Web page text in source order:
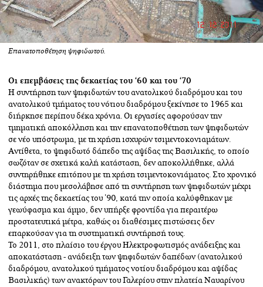
Οι επεμβάσεις της δεκαετίας του ‘60 και του ‘70
Η συντήρηση των ψηφιδωτών του ανατολικού διαδρόμου και του
ανατολικού τμήματος του νότιου διαδρόμου ξεκίνησε το 1965 και
διήρκησε περίπου δέκα χρόνια. Οι εργασίες αφορούσαν την
τμηματική αποκόλληση και την επανατοποθέτηση των ψηφιδωτών
σε νέο υπόστρωμα, με τη χρήση ισχυρών τσιμεντοκονιαμάτων.
Αντίθετα, το ψηφιδωτό δάπεδο της αψίδας της Βασιλικής, το οποίο
σωζόταν σε σχετικά καλή κατάσταση, δεν αποκολλήθηκε, αλλά
συντηρήθηκε επιτόπου με τη χρήση τσιμεντοκονιάματος. Στο χρονικό
διάστημα που μεσολάβησε από τη συντήρηση των ψηφιδωτών μέχρι
τις αρχές της δεκαετίας του '90, κατά την οποία καλύφθηκαν με
γεωύφασμα και άμμο, δεν υπήρξε φροντίδα για περαιτέρω
προστατευτικά μέτρα, καθώς οι διαθέσιμες πιστώσεις δεν
επαρκούσαν για τη συστηματική συντήρησή τους.
Το 2011, στο πλαίσιο του έργου Hλεκτροφωτισμός ανάδειξης και
αποκατάσταση - ανάδειξη των ψηφιδωτών δαπέδων (ανατολικού
διαδρόμου, ανατολικού τμήματος νοτίου διαδρόμου και αψίδας
Βασιλικής) των ανακτόρων του Γαλερίου στην πλατεία Ναυαρίνου
Επανατοποθέτηση ψηφιδωτού.